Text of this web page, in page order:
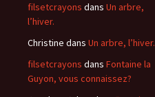
filsetcrayons dans Un arbre,
l’hiver.
Christine dans Un arbre, l’hiver.
filsetcrayons dans Fontaine la
Guyon, vous connaissez?